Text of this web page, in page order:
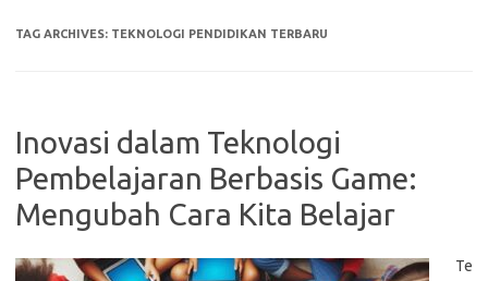
TAG ARCHIVES: TEKNOLOGI PENDIDIKAN TERBARU
Inovasi dalam Teknologi
Pembelajaran Berbasis Game:
Mengubah Cara Kita Belajar
Te